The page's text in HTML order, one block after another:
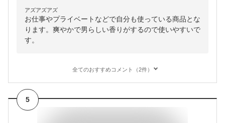
アズアズアズ
お仕事やプライベートなどで自分も使っている商品とな
ります。爽やかで男らしい香りがするので使いやすいで
す。
全てのおすすめコメント（2件）
5